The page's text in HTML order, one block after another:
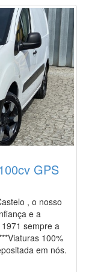
GPS
, o nosso
e a
sempre a
100%
em nós.